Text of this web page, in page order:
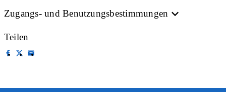
Zugangs- und Benutzungsbestimmungen
Teilen